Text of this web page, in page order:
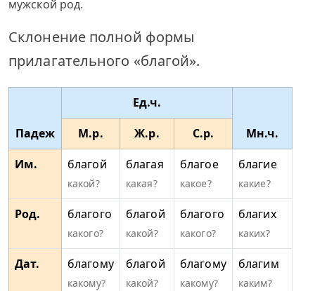
мужской род.
Склонение полной формы
прилагательного «благой».
Падеж
Ед.ч.
Мн.ч.
М.р. Ж.р.
С.р.
Им.
благой
какой?
благая
какая?
благое
какое?
благие
какие?
Род. благого
какого?
благой
какой?
благого
какого?
благих
каких?
Дат. благому
какому?
благой
какой?
благому
какому?
благим
каким?